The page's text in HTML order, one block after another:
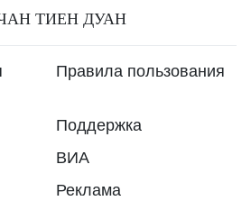
ЧАН ТИЕН ДУАН
Правила пользования
Поддержка
ВИА
Реклама